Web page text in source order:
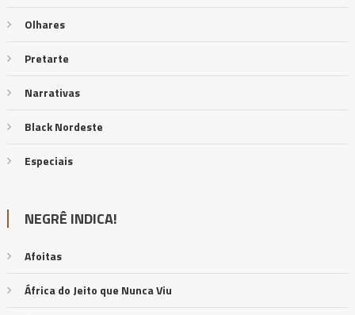
Olhares
Pretarte
Narrativas
Black Nordeste
Especiais
NEGRÊ INDICA!
Afoitas
África do Jeito que Nunca Viu